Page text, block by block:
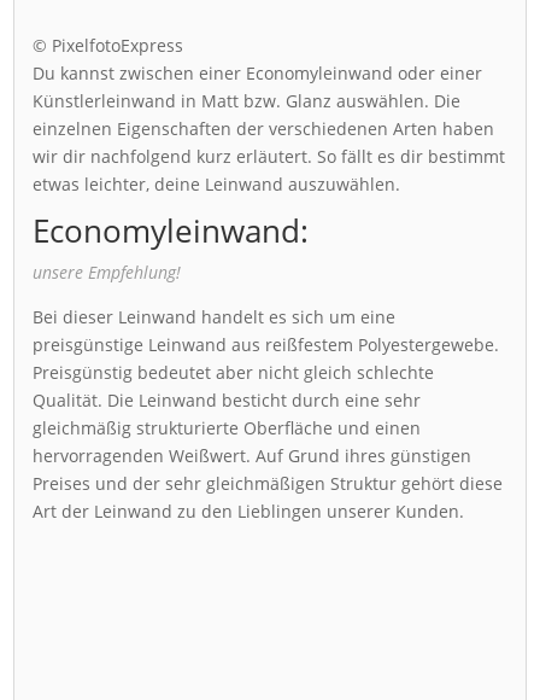
© PixelfotoExpress
Du kannst zwischen einer Economyleinwand oder einer
Künstlerleinwand in Matt bzw. Glanz auswählen. Die
einzelnen Eigenschaften der verschiedenen Arten haben
wir dir nachfolgend kurz erläutert. So fällt es dir bestimmt
etwas leichter, deine Leinwand auszuwählen.
Economyleinwand:
unsere Empfehlung!
Bei dieser Leinwand handelt es sich um eine
preisgünstige Leinwand aus reißfestem Polyestergewebe.
Preisgünstig bedeutet aber nicht gleich schlechte
Qualität. Die Leinwand besticht durch eine sehr
gleichmäßig strukturierte Oberfläche und einen
hervorragenden Weißwert. Auf Grund ihres günstigen
Preises und der sehr gleichmäßigen Struktur gehört diese
Art der Leinwand zu den Lieblingen unserer Kunden.